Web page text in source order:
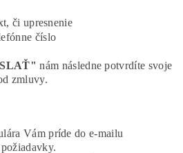
či upresnenie
číslo
nám následne potvrdíte svoje
zmluvy.
Vám príde do e-mailu